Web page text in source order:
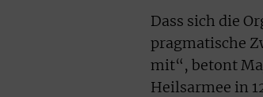
Dass sich die
pragmatische
mit“, betont
Heilsarmee in